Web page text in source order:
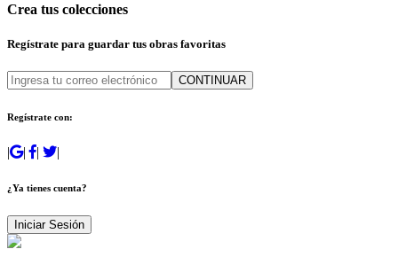
Crea tus colecciones
Regístrate para guardar tus obras favoritas
CONTINUAR
Regístrate con:
| | | |
¿Ya tienes cuenta?
Iniciar Sesión